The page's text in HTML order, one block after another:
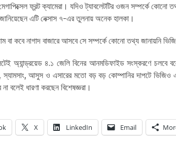
ফ্রন্ট ক্যামেরা। যদিও ট্যাবলেটটির ওজন সম্পর্কে কোনো
জানিয়েছেন এটি নেক্সাস ৭-এর তুলনায় অনেক হালকা।
বা কবে নাগাদ বাজারে আসবে সে সম্পর্কে কোনো তথ্য জানায়নি
অ্যান্ড্রয়েড ৪.১ জেলি বিনের আনমডিফাইড সংস্করণে চলবে
স্যামসাং, আসুস ও এসারের মতো বড় বড় কোম্পানির দাপটে ভিজিও
বলেই ধারণা করছেন বিশেষজ্ঞরা।
X LinkedIn Email